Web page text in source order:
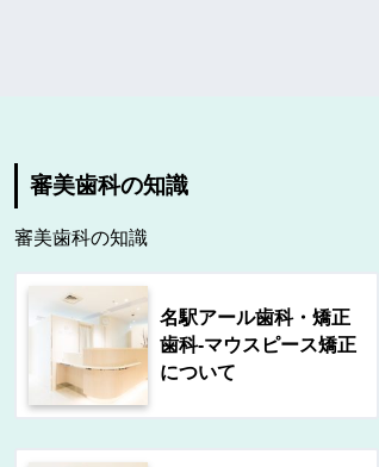
審美歯科の知識
審美歯科の知識
名駅アール歯科・矯正
歯科-マウスピース矯正
について